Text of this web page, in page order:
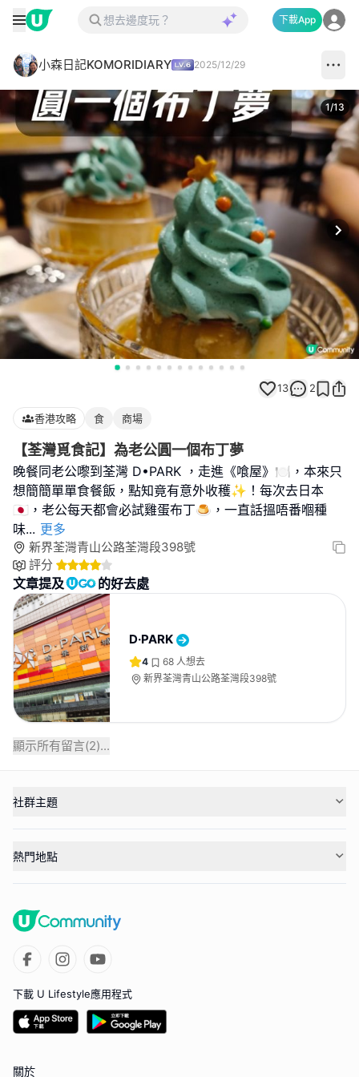
下載App
小森日記KOMORIDIARY 2025/12/29
1/13
13 2
香港攻略 食 商場
【荃灣覓食記】為老公圓一個布丁夢
晚餐同老公嚟到荃灣 D•PARK ，走進《喰屋》🍽️，本來只
想簡簡單單食餐飯，點知竟有意外收穫✨！每次去日本
🇯🇵，老公每天都會必試雞蛋布丁🍮，一直話搵唔番嗰種
味... 更多
新界荃灣青山公路荃灣段398號
評分
文章提及 的好去處
D·PARK
4 68 人想去
新界荃灣青山公路荃灣段398號
顯示所有留言(2)...
社群主題
熱門地點
下載 U Lifestyle應用程式
關於